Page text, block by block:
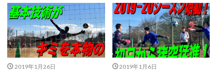
2019年1月26日 2019年1月6日
エレボス
オブラク
カイザースラウテルン
カンテラ
キック キャッチング
キャンプ
キーパーグローブ
キーパーコーチ
キーパースクール
ギシさん
ギラヴァンツ
ギラヴァンツ北九州
クラブチーム
クロス